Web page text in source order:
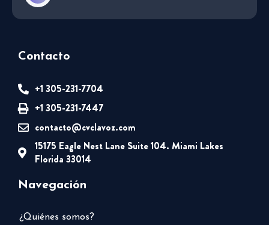
Contacto
+1 305-231-7704
+1 305-231-7447
contacto@cvclavoz.com
15175 Eagle Nest Lane Suite 104. Miami Lakes
Florida 33014
Navegación
¿Quiénes somos?